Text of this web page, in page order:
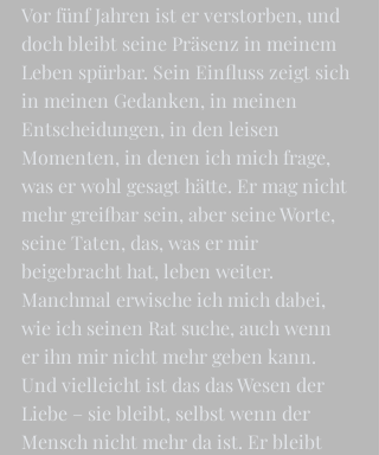
Vor fünf Jahren ist er verstorben, und
doch bleibt seine Präsenz in meinem
Leben spürbar. Sein Einfluss zeigt sich
in meinen Gedanken, in meinen
Entscheidungen, in den leisen
Momenten, in denen ich mich frage,
was er wohl gesagt hätte. Er mag nicht
mehr greifbar sein, aber seine Worte,
seine Taten, das, was er mir
beigebracht hat, leben weiter.
Manchmal erwische ich mich dabei,
wie ich seinen Rat suche, auch wenn
er ihn mir nicht mehr geben kann.
Und vielleicht ist das das Wesen der
Liebe – sie bleibt, selbst wenn der
Mensch nicht mehr da ist. Er bleibt